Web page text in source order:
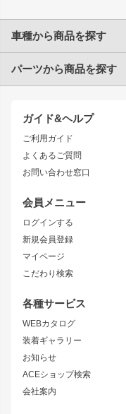
ガイド&ヘルプ
ご利用ガイド
よくあるご質問
お問い合わせ窓口
会員メニュー
ログインする
新規会員登録
マイページ
こだわり検索
各種サービス
WEBカタログ
装着ギャラリー
お知らせ
ACEショップ検索
会社案内
車種から商品を探す
トヨタ
JZX90 CHASER
JZX110 MARK II
JZX100 MARK II
JZX90 MARK II
トレノ
マークX
ニッサン
S15 シルビア
S14 シルビア 後期
S13 シルビア
180SX
シルエイティ
スズキ
パーツから商品を探す
エアロシリーズ
ドリフトライン
風神
雷神
リアウイング
ジムニーパーツ
ホイール
MUD-S7
MUD-SR7